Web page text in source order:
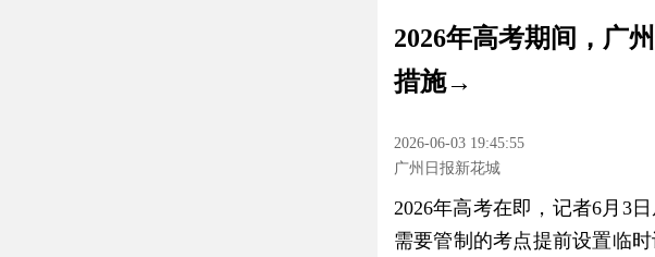
2026年高考期间，广
措施→
2026-06-03 19:45:55
广州日报新花城
2026年高考在即，记者6月3
需要管制的考点提前设置临